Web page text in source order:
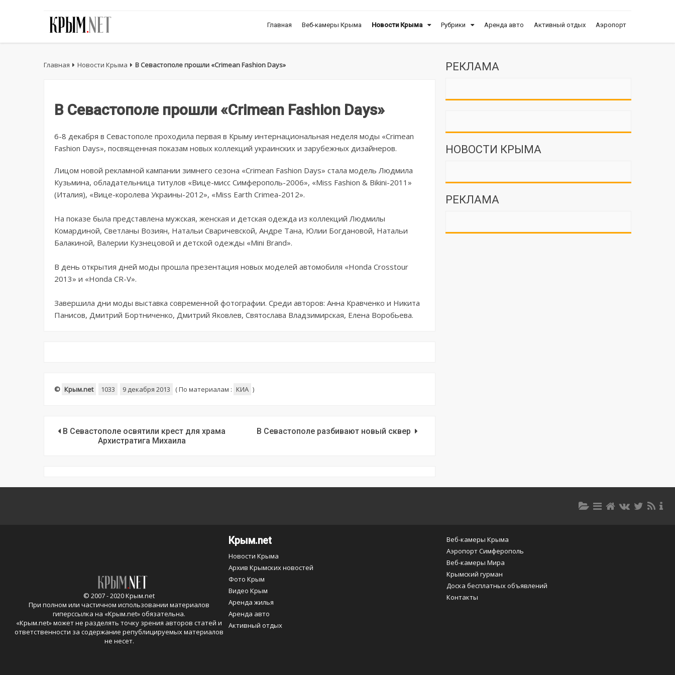
Главная Веб-камеры Крыма Новости Крыма Рубрики Аренда авто Активный отдых Аэропорт
Главная Новости Крыма В Севастополе прошли «Crimean Fashion Days»
В Севастополе прошли «Crimean Fashion Days»
6-8 декабря в Севастополе проходила первая в Крыму интернациональная неделя моды «Crimean
Fashion Days», посвященная показам новых коллекций украинских и зарубежных дизайнеров.
Лицом новой рекламной кампании зимнего сезона «Crimean Fashion Days» стала модель Людмила
Кузьмина, обладательница титулов «Вице-мисс Симферополь-2006», «Miss Fashion & Bikini-2011»
(Италия), «Вице-королева Украины-2012», «Miss Earth Crimea-2012».
На показе была представлена мужская, женская и детская одежда из коллекций Людмилы
Комардиной, Светланы Возиян, Натальи Сваричевской, Андре Тана, Юлии Богдановой, Натальи
Балакиной, Валерии Кузнецовой и детской одежды «Mini Brand».
В день открытия дней моды прошла презентация новых моделей автомобиля «Honda Crosstour
2013» и «Honda CR-V».
Завершила дни моды выставка современной фотографии. Среди авторов: Анна Кравченко и Никита
Панисов, Дмитрий Бортниченко, Дмитрий Яковлев, Святослава Владзимирская, Елена Воробьева.
© Крым.net 1033 9 декабря 2013 (По материалам : КИА )
В Севастополе освятили крест для храма
Архистратига Михаила
В Севастополе разбивают новый сквер
РЕКЛАМА
НОВОСТИ КРЫМА
РЕКЛАМА
© 2007 - 2020 Крым.net
При полном или частичном использовании материалов
гиперссылка на «Крым.net» обязательна.
«Крым.net» может не разделять точку зрения авторов статей и
ответственности за содержание републицируемых материалов
не несет.
Крым.net
Новости Крыма
Архив Крымских новостей
Фото Крым
Видео Крым
Аренда жилья
Аренда авто
Активный отдых
Веб-камеры Крыма
Аэропорт Симферополь
Веб-камеры Мира
Крымский гурман
Доска бесплатных объявлений
Контакты